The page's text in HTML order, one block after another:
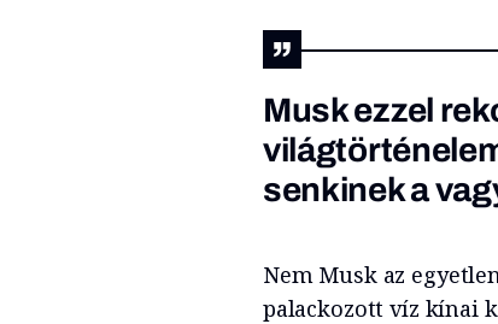
Musk ezzel
senkinek a
Nem Musk az
palackozott víz kínai